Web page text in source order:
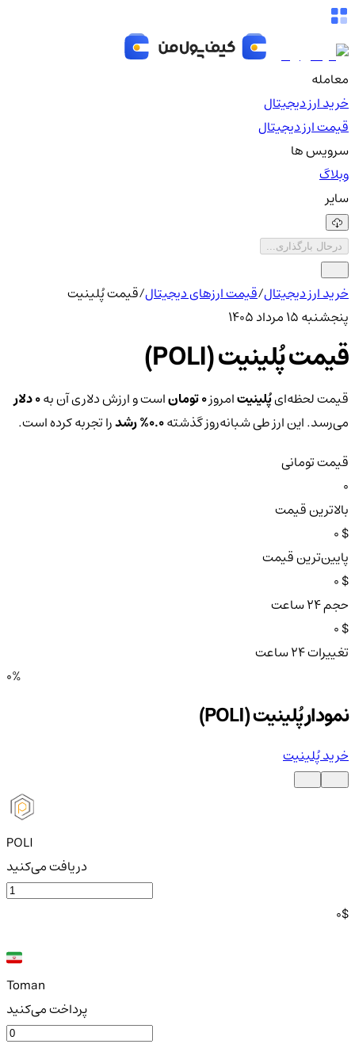
معامله
خرید ارز دیجیتال
قیمت ارز دیجیتال
سرویس ها
وبلاگ
سایر
درحال بارگذاری...
خرید ارز دیجیتال/قیمت ارزهای دیجیتال/قیمت پُلینیت
پنجشنبه ۱۵ مرداد ۱۴۰۵
قیمت پُلینیت (POLI)
قیمت لحظه‌ایپُلینیتامروز0 تومان است و ارزش دلاری آن به0 دلار
می‌رسد. این ارز طی شبانه‌روز گذشته0.0% رشدرا تجربه کرده است.
قیمت تومانی
بالاترین قیمت
$ 0
پایین‌ترین قیمت
$ 0
حجم ۲۴ ساعت
$ 0
تغییرات ۲۴ ساعت
0%
نمودار پُلینیت (POLI)
خرید پُلینیت
POLI
دریافت می‌کنید
0$
Toman
پرداخت می‌کنید